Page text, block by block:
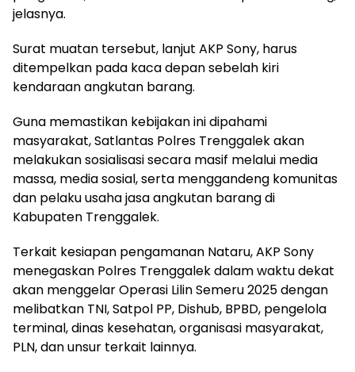
jelasnya.
Surat muatan tersebut, lanjut AKP Sony, harus
ditempelkan pada kaca depan sebelah kiri
kendaraan angkutan barang.
Guna memastikan kebijakan ini dipahami
masyarakat, Satlantas Polres Trenggalek akan
melakukan sosialisasi secara masif melalui media
massa, media sosial, serta menggandeng komunitas
dan pelaku usaha jasa angkutan barang di
Kabupaten Trenggalek.
Terkait kesiapan pengamanan Nataru, AKP Sony
menegaskan Polres Trenggalek dalam waktu dekat
akan menggelar Operasi Lilin Semeru 2025 dengan
melibatkan TNI, Satpol PP, Dishub, BPBD, pengelola
terminal, dinas kesehatan, organisasi masyarakat,
PLN, dan unsur terkait lainnya.